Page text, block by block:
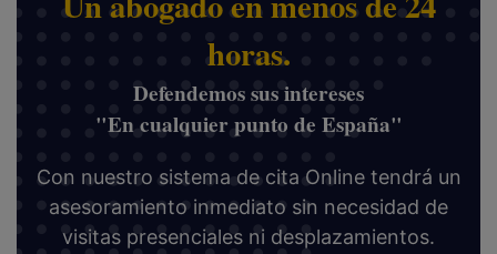
horas.
Defendemos sus intereses
"En cualquier punto de España"
Con nuestro sistema de cita Online tendrá un
asesoramiento inmediato sin necesidad de
visitas presenciales ni desplazamientos.